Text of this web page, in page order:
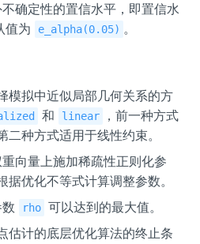
不确定性的置信水平，即置信水
值为
e_alpha(0.05) 。
模拟中近似局部几何关系的方
和 linear
，前一种方式
种方式适用于线性约束。
重向量上施加稀疏性正则化参
优化不等式计算调整参数。
数 rho 可以达到的最大值。
估计的底层优化算法的终止条